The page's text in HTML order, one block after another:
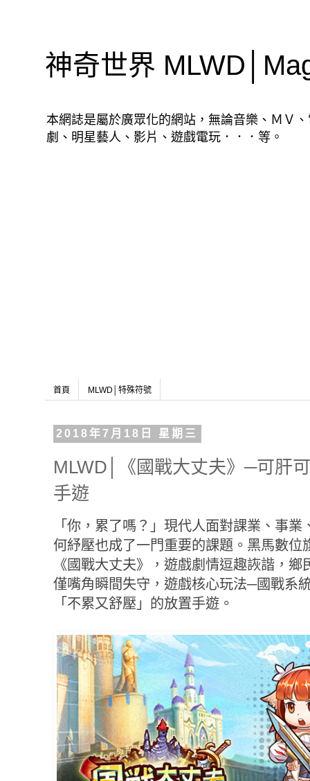
神奇世界
本網誌是屬於廣眾化的網站，無論音樂、ＭＶ
劇、明星藝人、影片、遊戲電玩．．．等。
首頁 MLWD│特殊符號
2018年7月18日 星期三
MLWD│《國戰大丈夫》─可肝
手遊
「你，累了嗎？」現代人面對課業、事
何紓壓也成了一門重要的課題。黑馬數位
《國戰大丈夫》，遊戲劇情逗趣詼諧，
僅嘴角瞬間失守，遊戲核心玩法─國戰系
「不累又舒壓」的放置手遊。